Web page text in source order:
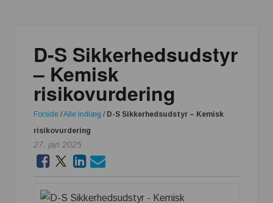
D-S Sikkerhedsudstyr
– Kemisk
risikovurdering
Forside /Alle indlæg / D-S Sikkerhedsudstyr – Kemisk
risikovurdering
27. jan 2025